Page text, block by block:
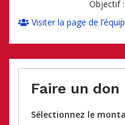
Objectif :
Visiter la page de
Faire un don
Sélectionnez le